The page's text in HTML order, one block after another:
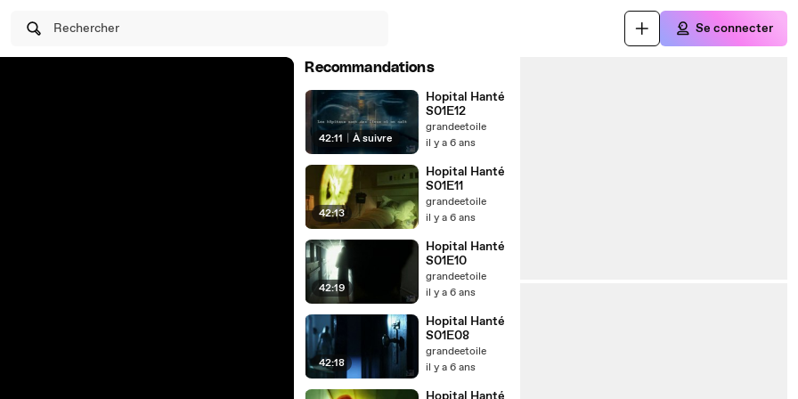
Rechercher Se connecter
Recommandations
42:11 À suivre
Hopital Hanté
S01E12
grandeetoile
il y a 6 ans
42:13
Hopital Hanté
S01E11
grandeetoile
il y a 6 ans
42:19
Hopital Hanté
S01E10
grandeetoile
il y a 6 ans
42:18
Hopital Hanté
S01E08
grandeetoile
il y a 6 ans